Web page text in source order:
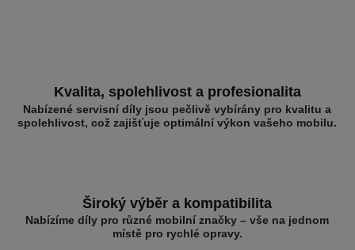
Kvalita, spolehlivost a profesionalita
Nabízené servisní díly jsou pečlivě vybírány pro kvalitu a
spolehlivost, což zajišťuje optimální výkon vašeho mobilu.
Široký výběr a kompatibilita
Nabízíme díly pro různé mobilní značky – vše na jednom
místě pro rychlé opravy.